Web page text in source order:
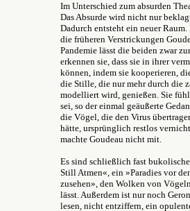
Im Unterschied zum absurden
Das Absurde wird nicht nur
Dadurch entsteht ein neuer
die früheren Verstrickungen
Pandemie lässt die beiden zwar
erkennen sie, dass sie in ihrer
können, indem sie kooperieren,
die Stille, die nur mehr durch die
modelliert wird, genießen. Sie
sei, so der einmal geäußerte
die Vögel, die den Virus
hätte, ursprünglich restlos
machte Goudeau nicht mit.
Es sind schließlich fast
Still Atmen«, ein »Paradies vor
zusehen», den Wolken von
lässt. Außerdem ist nur noch
lesen, nicht entziffern, ein